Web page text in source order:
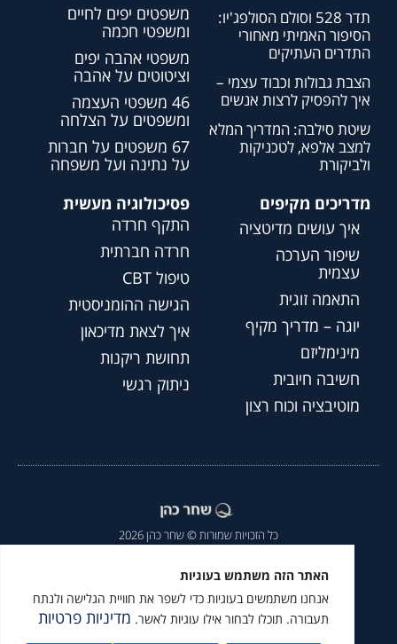
האתר הזה משתמש בעוגיות
אנחנו משתמשים בעוגיות כדי לשפר את חוויית הגלישה ולנתח
תעבורה. תוכלו לבחור אילו עוגיות לאשר. מדיניות פרטיות
תדר 528 וסולם הסולפג'יו:
הסיפור האמיתי מאחורי
התדרים העתיקים
הצבת גבולות וכבוד עצמי –
איך להפסיק לרצות אנשים
שיטת סילבה: המדריך המלא
למצב אלפא, לטכניקות
ולביקורת
משפטים יפים לחיים
ומשפטי חכמה
משפטי אהבה יפים
וציטוטים על אהבה
46 משפטי העצמה
ומשפטים על הצלחה
67 משפטים על חברות
על נתינה ועל משפחה
מדריכים מקיפים
איך עושים מדיטציה
שיפור הערכה
עצמית
התאמה זוגית
יוגה – מדריך מקיף
מינימליזם
חשיבה חיובית
מוטיבציה וכוח רצון
פסיכולוגיה מעשית
התקף חרדה
חרדה חברתית
טיפול CBT
הגישה ההומניסטית
איך לצאת מדיכאון
תחושת ריקנות
ניתוק רגשי
כל הזכויות שמורות © שחר כהן 2026
הצהרת נגישות|מדיניות פרטיות
מומלץ לעקוב גם ב